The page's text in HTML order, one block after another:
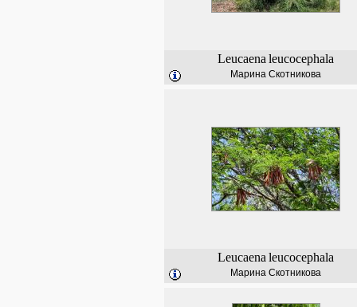
Leucaena leucocephala
Марина Скотникова
Leucaena leucocephala
Марина Скотникова